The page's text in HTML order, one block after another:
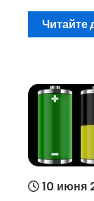
Читайте
10 июня